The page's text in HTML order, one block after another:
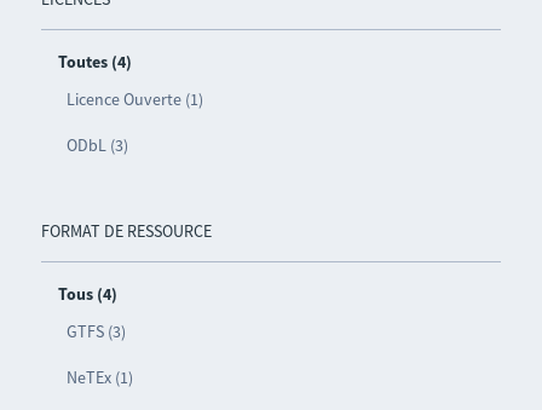
Toutes (4)
Licence Ouverte (1)
ODbL (3)
FORMAT DE RESSOURCE
Tous (4)
GTFS (3)
NeTEx (1)